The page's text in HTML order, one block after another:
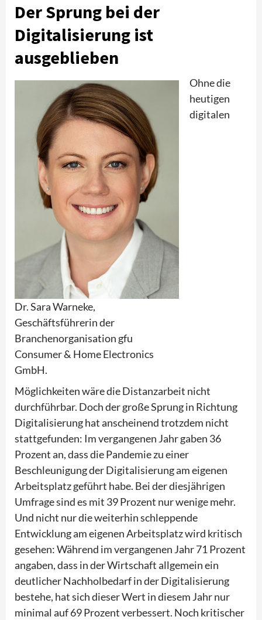
Der Sprung bei der
Digitalisierung ist
ausgeblieben
Dr. Sara Warneke,
Geschäftsführerin der
Branchenorganisation gfu
Consumer & Home Electronics
GmbH.
Ohne die
heutigen
digitalen
Möglichkeiten wäre die Distanzarbeit nicht
durchführbar. Doch der große Sprung in Richtung
Digitalisierung hat anscheinend trotzdem nicht
stattgefunden: Im vergangenen Jahr gaben 36
Prozent an, dass die Pandemie zu einer
Beschleunigung der Digitalisierung am eigenen
Arbeitsplatz geführt habe. Bei der diesjährigen
Umfrage sind es mit 39 Prozent nur wenige mehr.
Und nicht nur die weiterhin schleppende
Entwicklung am eigenen Arbeitsplatz wird kritisch
gesehen: Während im vergangenen Jahr 71 Prozent
angaben, dass in der Wirtschaft allgemein ein
deutlicher Nachholbedarf in der Digitalisierung
bestehe, hat sich dieser Wert in diesem Jahr nur
minimal auf 69 Prozent verbessert. Noch kritischer